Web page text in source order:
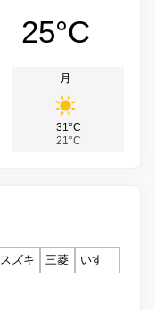
25°C
月
31°C
21°C
スズキ 三菱
いすゞ